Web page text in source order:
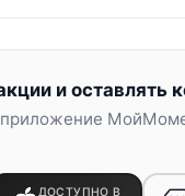
и оставлять
ДОСТУПНО В